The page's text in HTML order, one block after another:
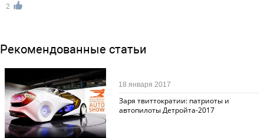
2
Рекомендованные статьи
Заря твиттократии: патриоты и
автопилоты Детройта-2017
18 января 2017